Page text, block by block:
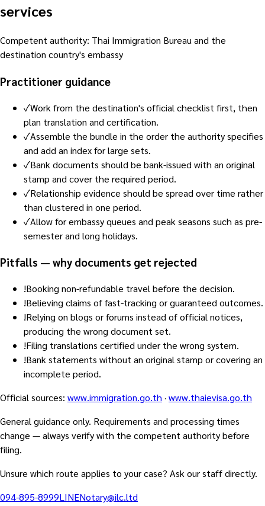
services
Competent authority: Thai Immigration Bureau and the
destination country's embassy
Practitioner guidance
✓Work from the destination's official checklist first, then
plan translation and certification.
✓Assemble the bundle in the order the authority specifies
and add an index for large sets.
✓Bank documents should be bank-issued with an original
stamp and cover the required period.
✓Relationship evidence should be spread over time rather
than clustered in one period.
✓Allow for embassy queues and peak seasons such as pre-
semester and long holidays.
Pitfalls — why documents get rejected
!Booking non-refundable travel before the decision.
!Believing claims of fast-tracking or guaranteed outcomes.
!Relying on blogs or forums instead of official notices,
producing the wrong document set.
!Filing translations certified under the wrong system.
!Bank statements without an original stamp or covering an
incomplete period.
Official sources: www.immigration.go.th · www.thaievisa.go.th
General guidance only. Requirements and processing times
change — always verify with the competent authority before
filing.
Unsure which route applies to your case? Ask our staff directly.
094-895-8999LINENotary@ilc.ltd